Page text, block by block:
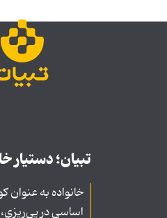
تبیان؛ دستیار
خانواده به
اساسی در